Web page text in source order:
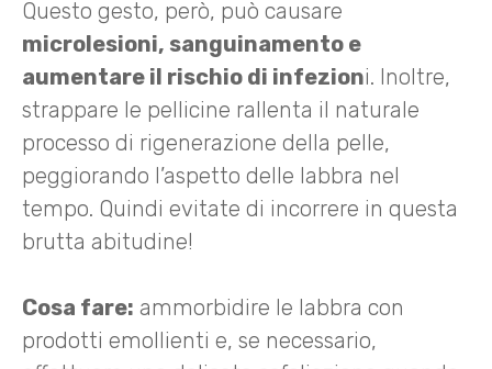
Questo gesto, però, può causare
microlesioni, sanguinamento e
aumentare il rischio di infezioni. Inoltre,
strappare le pellicine rallenta il naturale
processo di rigenerazione della pelle,
peggiorando l’aspetto delle labbra nel
tempo. Quindi evitate di incorrere in questa
brutta abitudine!
Cosa fare: ammorbidire le labbra con
prodotti emollienti e, se necessario,